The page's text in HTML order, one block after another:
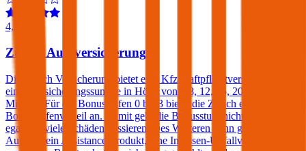
4,2
Zurich Autoversicherung
Die Zurich Versicherung bietet eine Kfz-Haftpflichtversicherung mit
einer Versicherungssumme in Höhe von € 8, 12, 15, 20 oder 25
Mio. an. Für die Bonusstufen 0 bis 3 bietet die Zurich einen
Bonusstufenvorteil an. Damit geht die Bonusstufe nicht verloren,
egal wie viele Schäden passieren. Des Weiteren kann gegen einen
Aufpreis ein Assistance-Produkt, eine Insassen-Unfallversicherung